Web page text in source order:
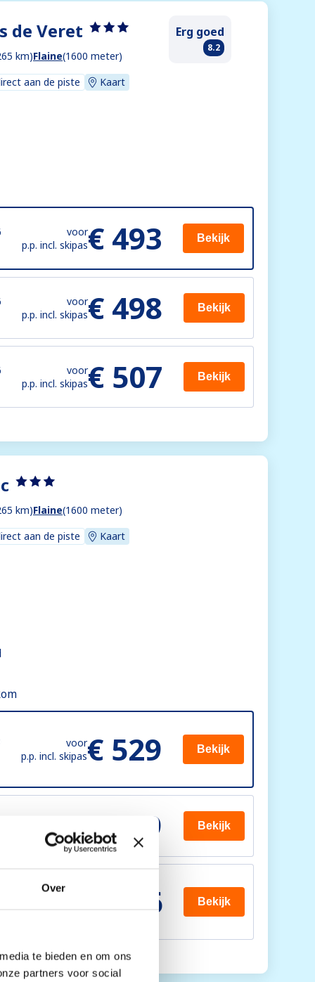
Over
te bieden en om ons
partners voor social
Erg goed
8.2
de Veret
km)Flaine(1600 meter)
aan de piste
Kaart
voor
p.p. incl. skipas€ 493 Bekijk
voor
p.p. incl. skipas€ 498 Bekijk
voor
p.p. incl. skipas€ 507 Bekijk
km)Flaine(1600 meter)
aan de piste
Kaart
voor
p.p. incl. skipas€ 529 Bekijk
p.p. incl. skipas€ 539 Bekijk
€ 546 Bekijk